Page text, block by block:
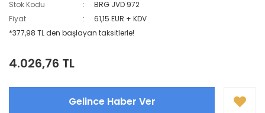
Stok Kodu
BRG JVD 972
Fiyat
61,15 EUR + KDV
*377,98 TL den başlayan taksitlerle!
4.026,76 TL
Gelince Haber Ver